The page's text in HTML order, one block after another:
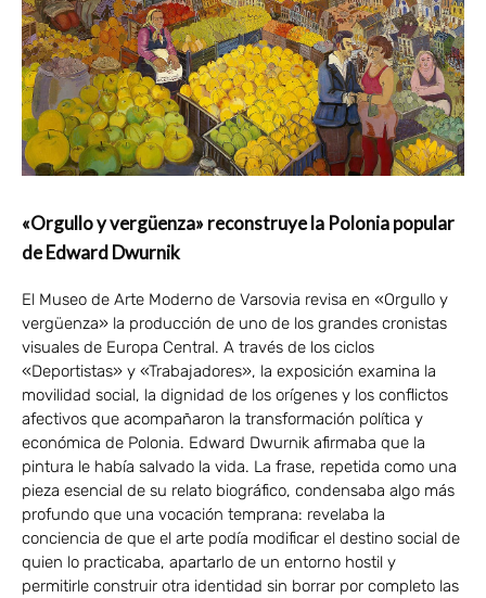
«Orgullo y vergüenza» reconstruye la Polonia popular
de Edward Dwurnik
El Museo de Arte Moderno de Varsovia revisa en «Orgullo y
vergüenza» la producción de uno de los grandes cronistas
visuales de Europa Central. A través de los ciclos
«Deportistas» y «Trabajadores», la exposición examina la
movilidad social, la dignidad de los orígenes y los conflictos
afectivos que acompañaron la transformación política y
económica de Polonia. Edward Dwurnik afirmaba que la
pintura le había salvado la vida. La frase, repetida como una
pieza esencial de su relato biográfico, condensaba algo más
profundo que una vocación temprana: revelaba la
conciencia de que el arte podía modificar el destino social de
quien lo practicaba, apartarlo de un entorno hostil y
permitirle construir otra identidad sin borrar por completo las